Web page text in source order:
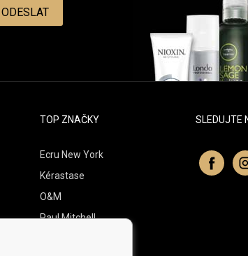
ODESLAT
TOP ZNAČKY
Ecru New York
Kérastase
O&M
Paul Mitchell
SLEDUJTE